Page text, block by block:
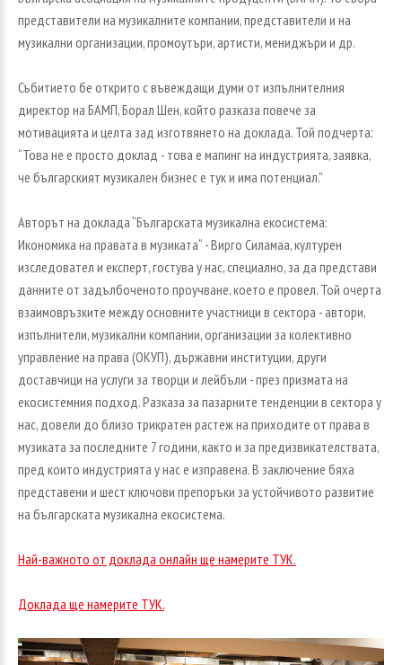
представители на музикалните компании, представители и на
музикални организации, промоутъри, артисти, мениджъри и др.
Събитието бе открито с въвеждащи думи от изпълнителния
директор на БАМП, Борал Шен, който разказа повече за
мотивацията и целта зад изготвянето на доклада. Той подчерта:
“Това не е просто доклад - това е мапинг на индустрията, заявка,
че българският музикален бизнес е тук и има потенциал.”
Авторът на доклада “Българската музикална екосистема:
Икономика на правата в музиката“ - Вирго Силамаа, културен
изследовател и експерт, гостува у нас, специално, за да представи
данните от задълбоченото проучване, което е провел. Той очерта
взаимовръзките между основните участници в сектора - автори,
изпълнители, музикални компании, организации за колективно
управление на права (ОКУП), държавни институции, други
доставчици на услуги за творци и лейбъли - през призмата на
екосистемния подход. Разказа за пазарните тенденции в сектора у
нас, довели до близо трикратен растеж на приходите от права в
музиката за последните 7 години, както и за предизвикателствата,
пред които индустрията у нас е изправена. В заключение бяха
представени и шест ключови препоръки за устойчивото развитие
на българската музикална екосистема.
Най-важното от доклада онлайн ще намерите ТУК.
Доклада ще намерите ТУК.